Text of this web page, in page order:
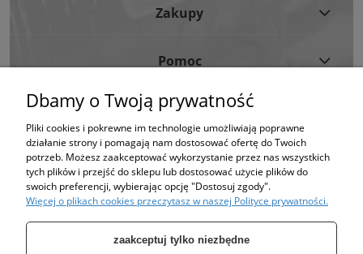
Zakupy
Pomoc
Moje Konto
Informacje
Strona korzysta z plików cookies w celu realizacji usług i zgodnie z Polityką
Plików Cookies.
Możesz określić warunki przechowywania lub dostępu do plików cookies w
Twojej przeglądarce. (polityka prywatności)
Dbamy o Twoją prywatność
Pliki cookies i pokrewne im technologie umożliwiają poprawne
działanie strony i pomagają nam dostosować ofertę do Twoich
potrzeb. Możesz zaakceptować wykorzystanie przez nas wszystkich
tych plików i przejść do sklepu lub dostosować użycie plików do
swoich preferencji, wybierając opcję "Dostosuj zgody".
Więcej o plikach cookies przeczytasz w naszej Polityce prywatności.
zaakceptuj tylko niezbędne